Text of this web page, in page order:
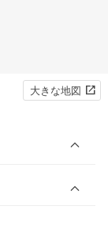
大きな地図